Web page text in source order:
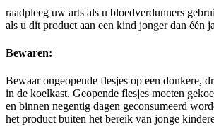
raadpleeg uw arts als u bloedverdunners
als u dit product aan een kind jonger dan één
Bewaren:
Bewaar ongeopende flesjes op een donkere,
in de koelkast. Geopende flesjes moeten
en binnen negentig dagen geconsumeerd
het product buiten het bereik van jonge